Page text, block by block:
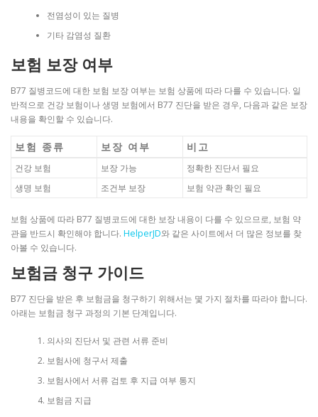
전염성이 있는 질병
기타 감염성 질환
보험 보장 여부
B77 질병코드에 대한 보험 보장 여부는 보험 상품에 따라 다를 수 있습니다. 일
반적으로 건강 보험이나 생명 보험에서 B77 진단을 받은 경우, 다음과 같은 보장
내용을 확인할 수 있습니다.
보험 종류 보장 여부 비고
건강 보험 보장 가능
정확한 진단서 필요
생명 보험
조건부 보장 보험 약관 확인 필요
보험 상품에 따라 B77 질병코드에 대한 보장 내용이 다를 수 있으므로, 보험 약
관을 반드시 확인해야 합니다. HelperJD와 같은 사이트에서 더 많은 정보를 찾
아볼 수 있습니다.
보험금 청구 가이드
B77 진단을 받은 후 보험금을 청구하기 위해서는 몇 가지 절차를 따라야 합니다.
아래는 보험금 청구 과정의 기본 단계입니다.
의사의 진단서 및 관련 서류 준비
보험사에 청구서 제출
보험사에서 서류 검토 후 지급 여부 통지
보험금 지급